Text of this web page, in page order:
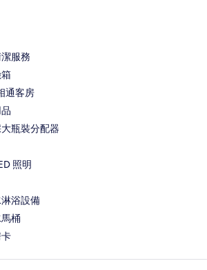
服務
通客房
瓶裝分配器
照明
浴設備
桶